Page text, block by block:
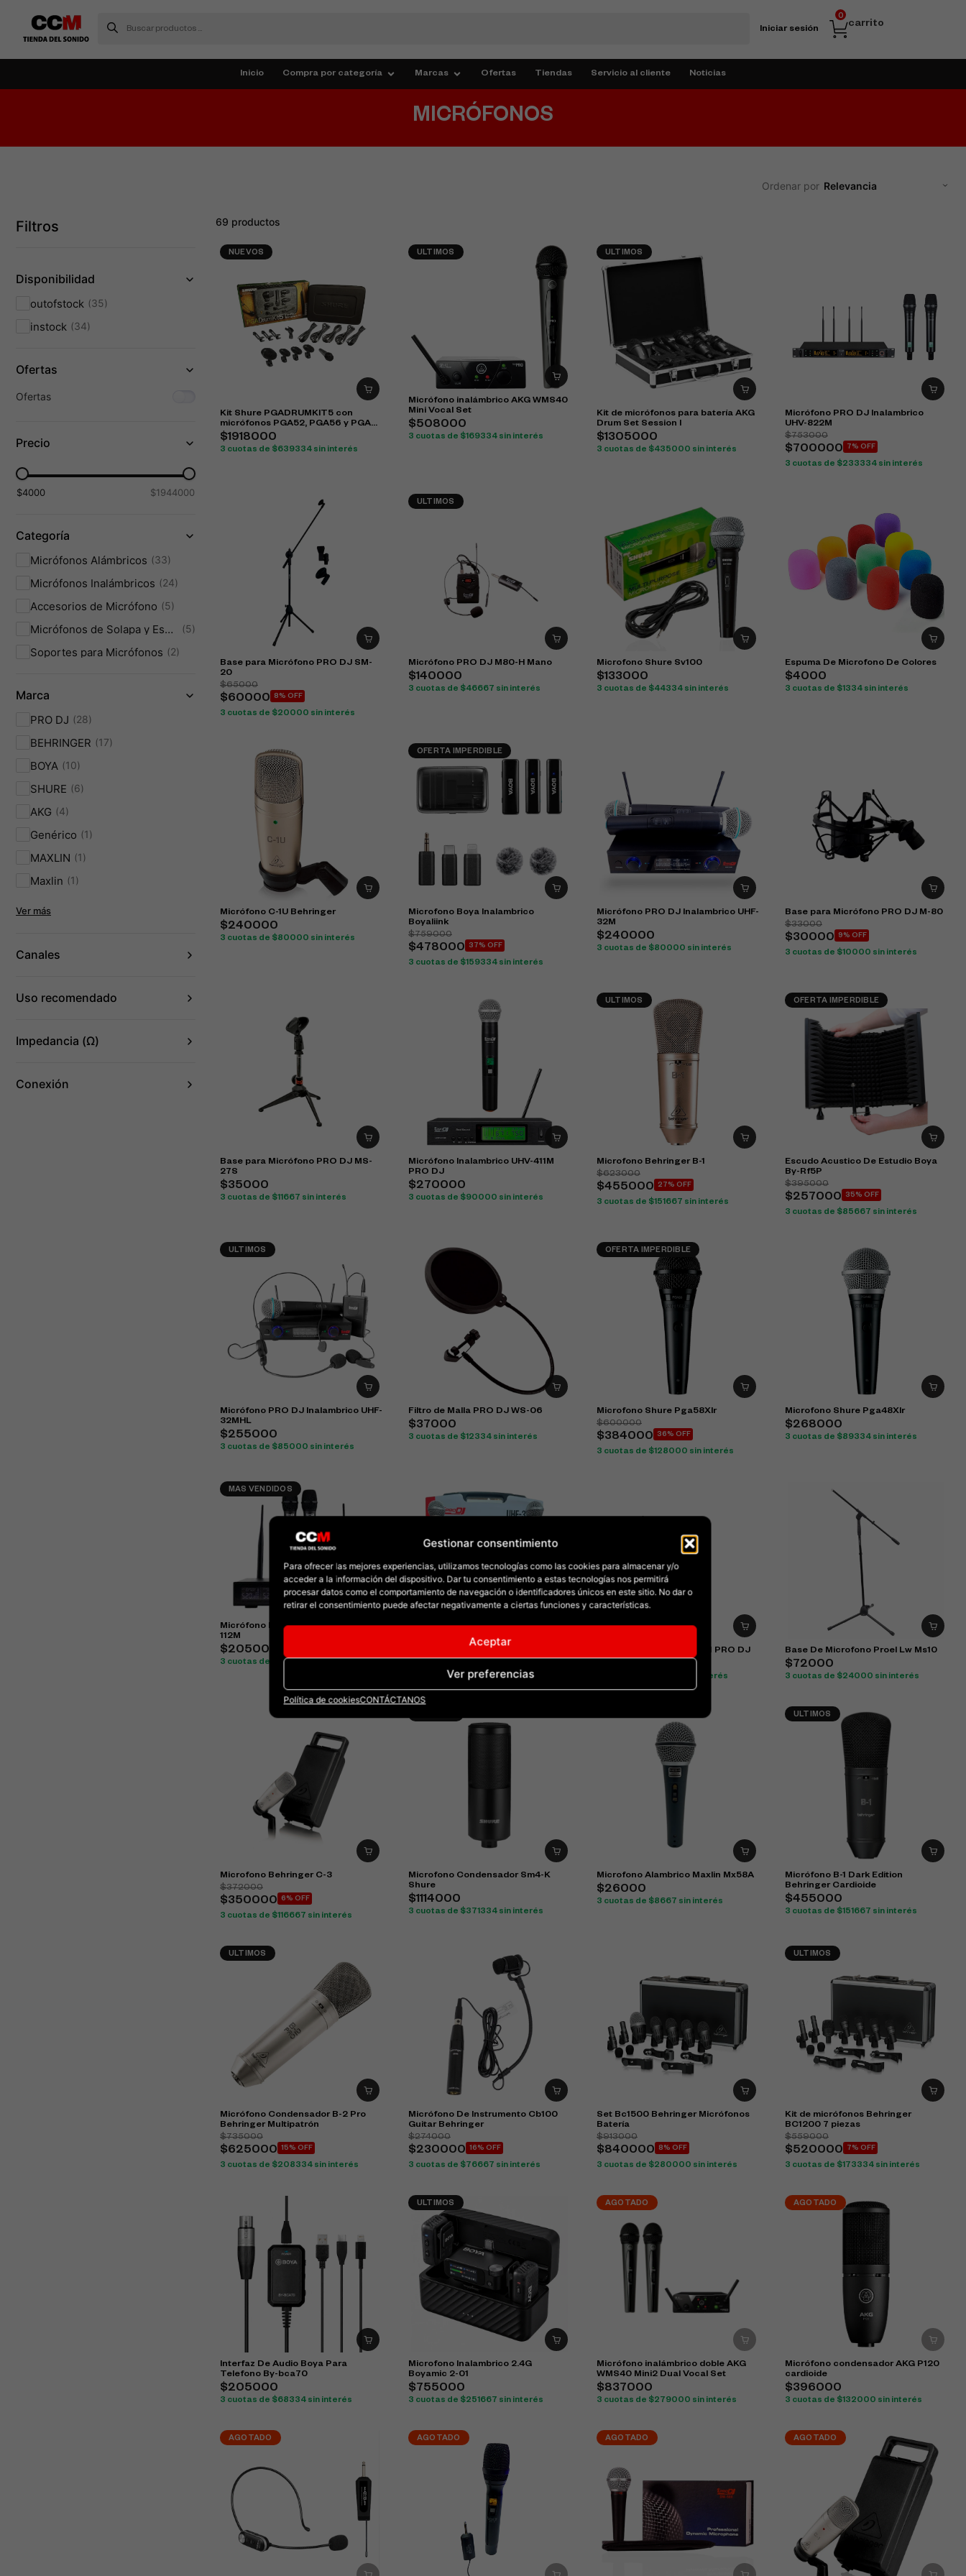
Gestionar consentimiento
Para ofrecer las mejores experiencias, utilizamos tecnologías como las cookies para almacenar y/o
acceder a la información del dispositivo. Dar tu consentimiento a estas tecnologías nos permitirá
procesar datos como el comportamiento de navegación o identificadores únicos en este sitio. No dar o
retirar el consentimiento puede afectar negativamente a ciertas funciones y características.
Aceptar
Ver preferencias
Política de cookiesCONTÁCTANOS
Iniciar sesión carrito
0
Inicio Compra por categoría Marcas Ofertas Tiendas Servicio al cliente Noticias
MICRÓFONOS
Filtros
Disponibilidad
outofstock 35
instock 34
Ofertas
Ofertas
Precio
$4000 $1944000
Categoría
Micrófonos Alámbricos 33
Micrófonos Inalámbricos 24
Accesorios de Micrófono 5
Micrófonos de Solapa y Especiales 5
Soportes para Micrófonos 2
Marca
PRO DJ 28
BEHRINGER 17
BOYA 10
SHURE 6
AKG 4
Genérico 1
MAXLIN 1
Maxlin 1
Ver más
Canales
Uso recomendado
Impedancia (Ω)
Conexión
69 productos
NUEVOS
Kit Shure PGADRUMKIT5 con
micrófonos PGA52, PGA56 y PGA57
para batería
$1918000
3 cuotas de $639334 sin interés
ULTIMOS
Micrófono inalámbrico AKG WMS40
Mini Vocal Set
$508000
3 cuotas de $169334 sin interés
ULTIMOS
Kit de micrófonos para batería AKG
Drum Set Session I
$1305000
3 cuotas de $435000 sin interés
Micrófono PRO DJ Inalambrico
UHV-822M
$753000
$700000 7% OFF
3 cuotas de $233334 sin interés
Base para Micrófono PRO DJ SM-
20
$65000
$60000 8% OFF
3 cuotas de $20000 sin interés
ULTIMOS
Micrófono PRO DJ M80-H Mano
$140000
3 cuotas de $46667 sin interés
Microfono Shure Sv100
$133000
3 cuotas de $44334 sin interés
Espuma De Microfono De Colores
$4000
3 cuotas de $1334 sin interés
Micrófono C-1U Behringer
$240000
3 cuotas de $80000 sin interés
OFERTA IMPERDIBLE
Microfono Boya Inalambrico
Boyaliink
$759000
$478000 37% OFF
3 cuotas de $159334 sin interés
Micrófono PRO DJ Inalambrico UHF-
32M
$240000
3 cuotas de $80000 sin interés
Base para Micrófono PRO DJ M-80
$33000
$30000 9% OFF
3 cuotas de $10000 sin interés
Base para Micrófono PRO DJ MS-
27S
$35000
3 cuotas de $11667 sin interés
Micrófono Inalambrico UHV-411M
PRO DJ
$270000
3 cuotas de $90000 sin interés
ULTIMOS
Microfono Behringer B-1
$623000
$455000 27% OFF
3 cuotas de $151667 sin interés
OFERTA IMPERDIBLE
Escudo Acustico De Estudio Boya
By-Rf5P
$395000
$257000 35% OFF
3 cuotas de $85667 sin interés
ULTIMOS
Micrófono PRO DJ Inalambrico UHF-
32MHL
$255000
3 cuotas de $85000 sin interés
Filtro de Malla PRO DJ WS-06
$37000
3 cuotas de $12334 sin interés
OFERTA IMPERDIBLE
Microfono Shure Pga58Xlr
$600000
$384000 36% OFF
3 cuotas de $128000 sin interés
Microfono Shure Pga48Xlr
$268000
3 cuotas de $89334 sin interés
MAS VENDIDOS
Micrófono PRO DJ Inalambrico UHF-
112M
$205000
3 cuotas de $68334 sin interés
3 cuotas de $75000 sin interés
Base para Micrófono RP-1 PRO DJ
3 cuotas de $15000 sin interés
Base De Microfono Proel Lw Ms10
$72000
3 cuotas de $24000 sin interés
Microfono Behringer C-3
$372000
$350000 6% OFF
3 cuotas de $116667 sin interés
Microfono Condensador Sm4-K
Shure
$1114000
3 cuotas de $371334 sin interés
Microfono Alambrico Maxlin Mx58A
$26000
3 cuotas de $8667 sin interés
ULTIMOS
Micrófono B-1 Dark Edition
Behringer Cardioide
$455000
3 cuotas de $151667 sin interés
ULTIMOS
Micrófono Condensador B-2 Pro
Behringer Multipatrón
$735000
$625000 15% OFF
3 cuotas de $208334 sin interés
Micrófono De Instrumento Cb100
Guitar Behringer
$274000
$230000 16% OFF
3 cuotas de $76667 sin interés
Set Bc1500 Behringer Micrófonos
Batería
$913000
$840000 8% OFF
3 cuotas de $280000 sin interés
ULTIMOS
Kit de micrófonos Behringer
BC1200 7 piezas
$559000
$520000 7% OFF
3 cuotas de $173334 sin interés
Interfaz De Audio Boya Para
Telefono By-bca70
$205000
3 cuotas de $68334 sin interés
ULTIMOS
Microfono Inalambrico 2.4G
Boyamic 2-01
$755000
3 cuotas de $251667 sin interés
AGOTADO
Micrófono inalámbrico doble AKG
WMS40 Mini2 Dual Vocal Set
$837000
3 cuotas de $279000 sin interés
AGOTADO
Micrófono condensador AKG P120
cardioide
$396000
3 cuotas de $132000 sin interés
AGOTADO AGOTADO AGOTADO AGOTADO